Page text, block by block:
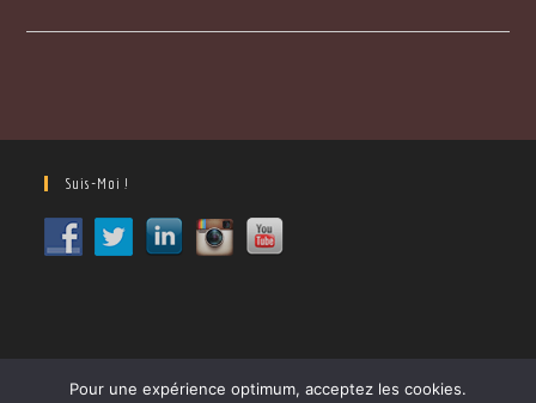
Suis-Moi !
Pour une expérience optimum, acceptez les cookies.